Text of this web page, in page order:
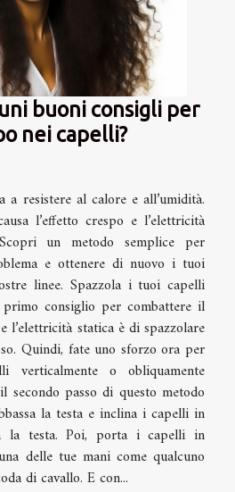
buoni consigli per
nei capelli?
resistere al calore e all’umidità.
l’effetto crespo e l’elettricità
un metodo semplice per
e ottenere di nuovo i tuoi
linee. Spazzola i tuoi capelli
consiglio per combattere il
l’elettricità statica è di spazzolare
Quindi, fate uno sforzo ora per
verticalmente o obliquamente
secondo passo di questo metodo
la testa e inclina i capelli in
la testa. Poi, porta i capelli in
delle tue mani come qualcuno
di cavallo. E con...